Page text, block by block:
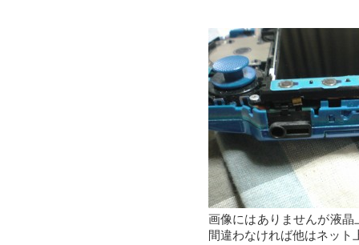
画像にはありませんが液
間違わなければ他はネット